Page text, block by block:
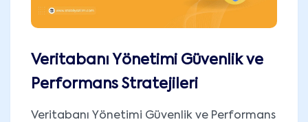
Veritabanı Yönetimi Güvenlik ve
Performans Stratejileri
Veritabanı Yönetimi Güvenlik ve Performans